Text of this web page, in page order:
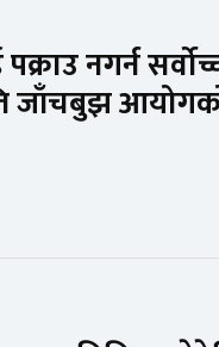
नगर्न
जाँचबुझ